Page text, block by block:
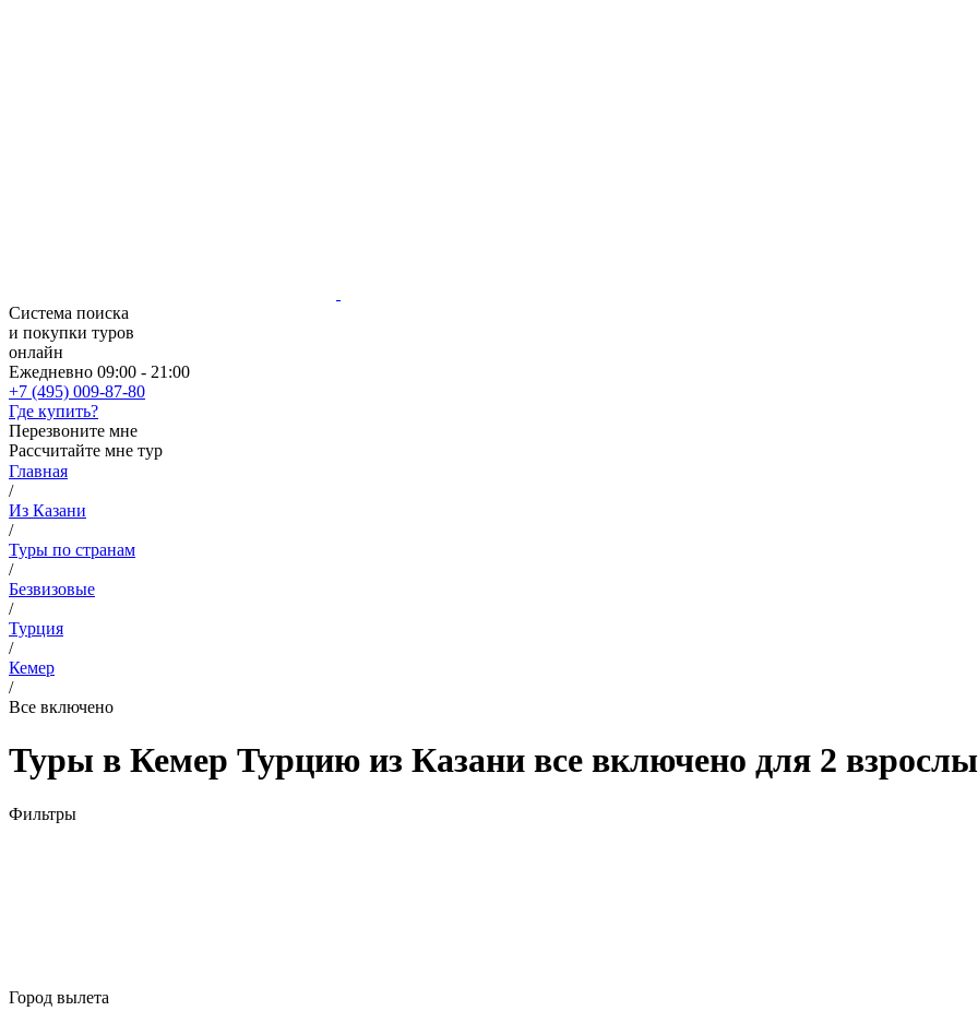
Система поиска
и покупки туров
онлайн
Ежедневно 09:00 - 21:00
+7 (495) 009-87-80
Где купить?
Перезвоните мне
Рассчитайте мне тур
Главная
/
Из Казани
/
Туры по странам
/
Безвизовые
/
Турция
/
Кемер
/
Все включено
Туры в Кемер Турцию из Казани все включено для 2
Фильтры
Город вылета